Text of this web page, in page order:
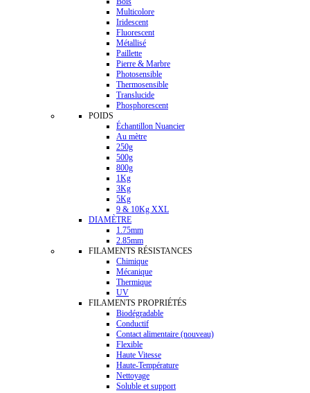
Multicolore
Iridescent
Fluorescent
Métallisé
Paillette
Pierre & Marbre
Photosensible
Thermosensible
Translucide
Phosphorescent
POIDS
Échantillon Nuancier
Au mètre
250g
500g
800g
1Kg
3Kg
5Kg
9 & 10Kg XXL
DIAMÈTRE
1.75mm
2.85mm
FILAMENTS RÉSISTANCES
Chimique
Mécanique
Thermique
UV
FILAMENTS PROPRIÉTÉS
Biodégradable
Conductif
Contact alimentaire (nouveau)
Flexible
Haute Vitesse
Haute-Température
Nettoyage
Soluble et support